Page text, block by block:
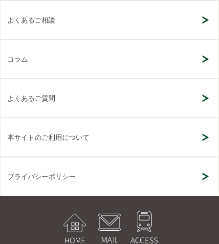
よくあるご相談
コラム
よくあるご質問
本サイトのご利用について
プライバシーポリシー